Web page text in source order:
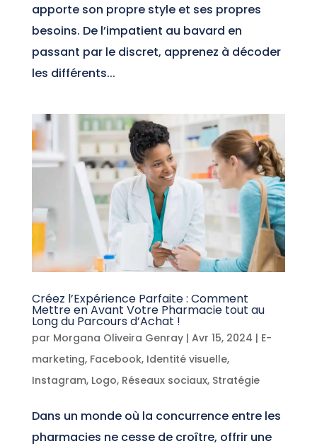
apporte son propre style et ses propres
besoins. De l’impatient au bavard en
passant par le discret, apprenez à décoder
les différents...
Créez l’Expérience Parfaite : Comment
Mettre en Avant Votre Pharmacie tout au
Long du Parcours d’Achat !
par Morgana Oliveira Genray| Avr 15, 2024 | E-
marketing, Facebook, Identité visuelle,
Instagram, Logo, Réseaux sociaux, Stratégie
Dans un monde où la concurrence entre les
pharmacies ne cesse de croître, offrir une